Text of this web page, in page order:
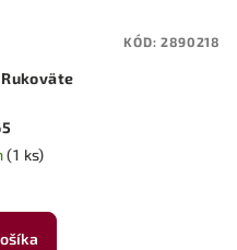
(1 ks)
KÓD:2890218